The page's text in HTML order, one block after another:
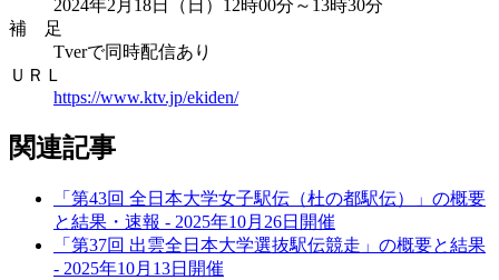
2024年2月18日（日）12時00分～13時30分
補 足
Tverで同時配信あり
ＵＲＬ
https://www.ktv.jp/ekiden/
関連記事
「第43回 全日本大学女子駅伝（杜の都駅伝）」の概要
と結果・速報 - 2025年10月26日開催
「第37回 出雲全日本大学選抜駅伝競走」の概要と結果
- 2025年10月13日開催